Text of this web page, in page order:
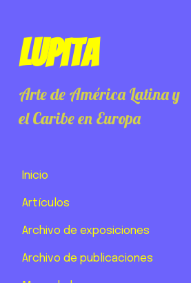
Lupita
Arte de América Latina y
el Caribe en Europa
Inicio
Artículos
Archivo de exposiciones
Archivo de publicaciones